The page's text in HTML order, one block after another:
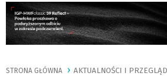
STRONA GŁÓWNA AKTUALNOŚCI I